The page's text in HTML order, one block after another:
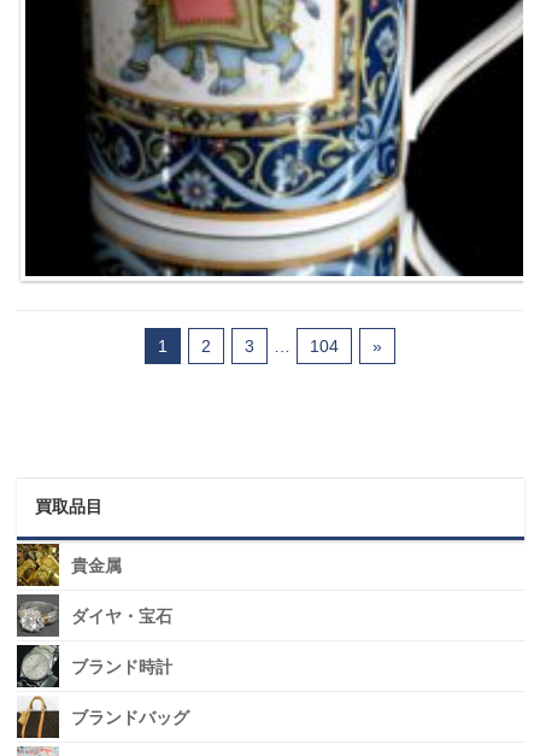
1 2 3 104 »
買取品目
貴金属
ダイヤ・宝石
ブランド時計
ブランドバッグ